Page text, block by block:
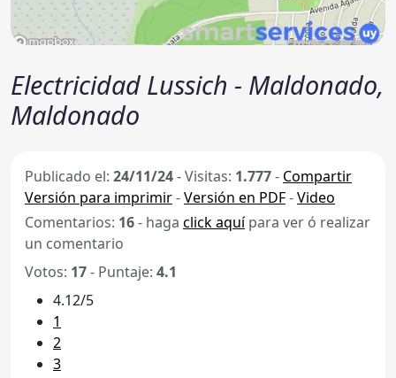
Electricidad Lussich - Maldonado,
Maldonado
Publicado el: 24/11/24-Visitas: 1.777- Compartir
Versión para imprimir-Versión en PDF-Video
Comentarios: 16- haga click aquípara ver ó realizar
un comentario
Votos: 17- Puntaje: 4.1
4.12/5
1
2
3